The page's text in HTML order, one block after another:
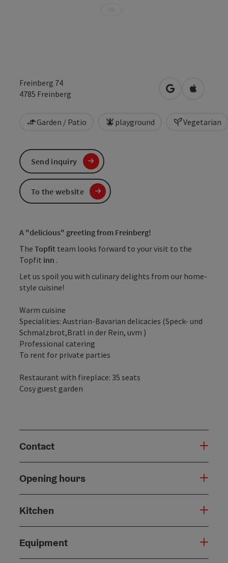
Freinberg 74
4785 Freinberg open inOpen in
Garden / Patio playground Vegetarian
A "delicious" greeting from Freinberg!
The Topfit team looks forward to your visit to the
Topfit inn .
Let us spoil you with culinary delights from our home-
style cuisine!
Warm cuisine
Specialities: Austrian-Bavarian delicacies (Speck- und
Schmalzbrot,Bratl in der Rein, uvm )
Professional catering
To rent for private parties
Restaurant with fireplace: 35 seats
Cosy guest garden
Contact
Opening hours
Kitchen
Equipment
Send inquiry
To the website